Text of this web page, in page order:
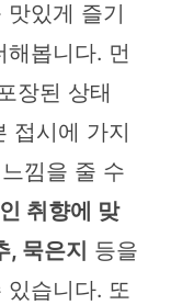
있게 즐기
봅니다. 먼
장된 상태
접시에 가지
낌을 줄 수
취향에 맞
, 묵은지 등을
있습니다. 또